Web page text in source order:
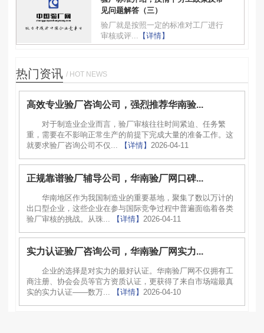
见问题解答（三）
验厂就是按照一定的标准对工厂进行
审核或评... 【详情】
热门资讯 / HOT NEWS
高效专业验厂咨询公司，强烈推荐华南验...
对于制造业企业而言，验厂审核往往时间紧迫、任务繁
重，需要在不影响正常生产的前提下完成大量的准备工作。这
就要求验厂咨询公司不仅...
【详情】 2026-04-11
正规靠谱验厂辅导公司，华南验厂网口碑...
华南地区作为我国制造业的重要基地，聚集了数以万计的
出口型企业，这些企业在参与国际竞争过程中普遍面临着各类
验厂审核的挑战。从珠...
【详情】 2026-04-11
实力认证验厂咨询公司，华南验厂网实力...
企业的选择是对实力的最好认证。华南验厂网不仅拥有工
商注册、协会会员等官方资质认证，更获得了来自市场端最真
实的实力认证——数万...
【详情】 2026-04-10